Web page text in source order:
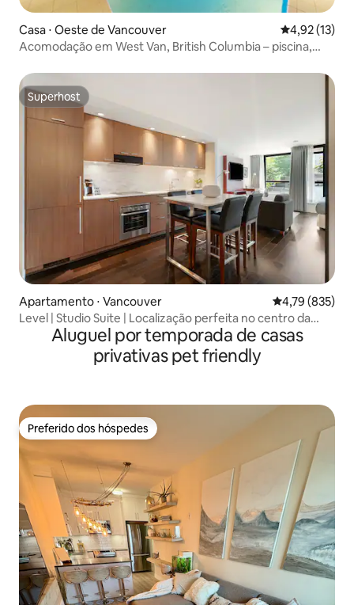
Casa ⋅ Oeste de Vancouver 4,92 de uma
4,92 (13)
Acomodação em West Van, British Columbia – piscina,
Superhost
Superhost
Apartamento ⋅ Vancouver 4,79 de uma
4,79 (835)
Level | Studio Suite | Localização perfeita no centro da
cidadeAluguel por temporada de casas
privativas pet friendly
Preferido dos hóspedes
Preferido dos hóspedes